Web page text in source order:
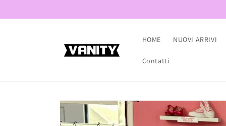
ai contenuti
HOME NUOVI ARRIVI
Contatti
Passa alle
informazioni
sul prodotto